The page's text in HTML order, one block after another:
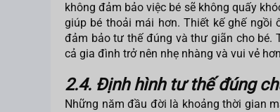
không đảm bảo việc bé sẽ không quấy
giúp bé thoải mái hơn. Thiết kế ghế ngồi
đảm bảo tư thế đúng và thư giãn cho bé.
cả gia đình trở nên nhẹ nhàng và vui vẻ
2.4. Định hình tư thế đúng
Những năm đầu đời là khoảng thời gian